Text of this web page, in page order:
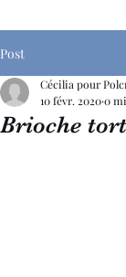
Post
Brioche
Cécilia pour
10 févr. 20200